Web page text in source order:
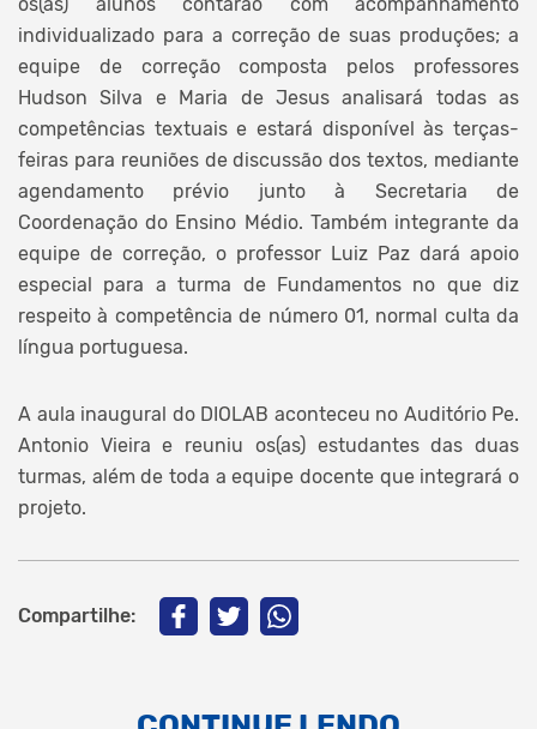
individualizado para a correção de suas produções; a
equipe de correção composta pelos professores
Hudson Silva e Maria de Jesus analisará todas as
competências textuais e estará disponível às terças-
feiras para reuniões de discussão dos textos, mediante
agendamento prévio junto à Secretaria de
Coordenação do Ensino Médio. Também integrante da
equipe de correção, o professor Luiz Paz dará apoio
especial para a turma de Fundamentos no que diz
respeito à competência de número 01, normal culta da
língua portuguesa.
A aula inaugural do DIOLAB aconteceu no Auditório Pe.
Antonio Vieira e reuniu os(as) estudantes das duas
turmas, além de toda a equipe docente que integrará o
projeto.
Compartilhe: